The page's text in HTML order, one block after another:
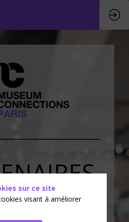
sur ce site
visant à améliorer